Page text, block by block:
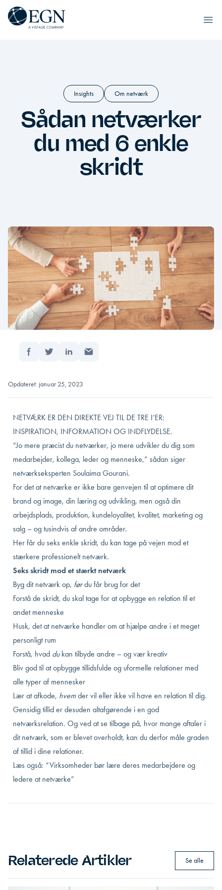
Spring til indhold
Executives' Global Network
Insights Om netværk
Sådan netværker
du med 6 enkle
skridt
Opdateret: januar 25, 2023
NETVÆRK ER DEN DIREKTE VEJ TIL DE TRE I’ER:
INSPIRATION, INFORMATION OG INDFLYDELSE.
“Jo mere præcist du netværker, jo mere udvikler du dig som
medarbejder, kollega, leder og menneske,” sådan siger
netværkseksperten Soulaima Gourani.
For det at netværke er ikke bare genvejen til at optimere dit
brand og image, din læring og udvikling, men også din
arbejdsplads, produktion, kundeloyalitet, kvalitet, marketing og
salg – og tusindvis af andre områder.
Her får du seks enkle skridt, du kan tage på vejen mod et
stærkere professionelt netværk.
Seks skridt mod et stærkt netværk
Byg dit netværk op, førdu får brug for det
Forstå de skridt, du skal tage for at opbygge en relation til et
andet menneske
Husk, det at netværke handler om at hjælpe andre i et meget
personligt rum
Forstå, hvad dukan tilbyde andre – og vær kreativ
Bliv god til at opbygge tillidsfulde og uformelle relationer med
alle typer af mennesker
Lær at afkode, hvem der vil eller ikke vil have en relation til dig.
Gensidig tillid er desuden altafgørende i en god
netværksrelation. Og ved at se tilbage på, hvor mange aftaler i
dit netværk, som er blevet overholdt, kan du derfor måle graden
af tillid i dine relationer.
Læs også: “Virksomheder bør lære deres medarbejdere og
ledere at netværke”
Relaterede Artikler Se alle